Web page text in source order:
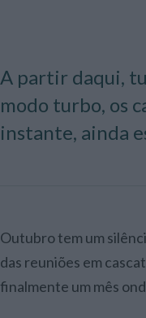
A partir daqui,
modo turbo, os
instante, ainda
Outubro tem um silêncio diferente. Não é vazio — é espaço. Depois do reboliço de setembro,
das reuniões em
finalmente um mês